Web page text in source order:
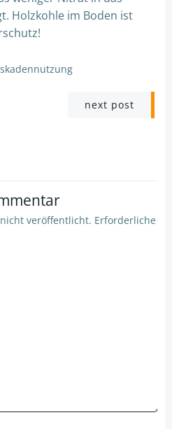
Holzkohle im Boden ist
next post
veröffentlicht. Erforderliche